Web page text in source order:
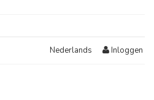
Nederlands Inloggen